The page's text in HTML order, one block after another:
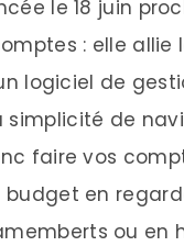
le 18 juin
: elle allie
logiciel de
de
faire vos
en
ou en